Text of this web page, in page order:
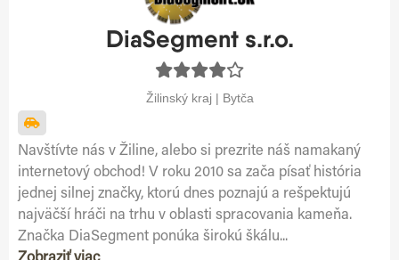
DiaSegment s.r.o.
Žilinský kraj | Bytča
Navštívte nás v Žiline, alebo si prezrite náš namakaný
internetový obchod! V roku 2010 sa zača písať história
jednej silnej značky, ktorú dnes poznajú a rešpektujú
najväčší hráči na trhu v oblasti spracovania kameňa.
Značka DiaSegment ponúka širokú škálu...